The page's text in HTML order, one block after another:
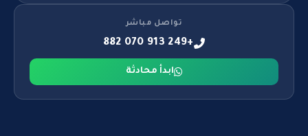
تواصل مباشر
+249 913 070 882
ابدأ محادثة